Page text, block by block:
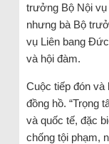
trưởng Bộ Nội
nhưng bà Bộ
vụ Liên bang
và hội đàm.
Cuộc tiếp đón và
đồng hồ. “Trọng
và quốc tế, đặc
chống tội phạm,